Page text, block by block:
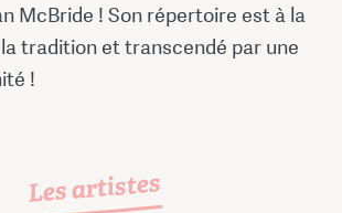
McBride ! Son répertoire est à la
tradition et transcendé par une
!
Les artistes